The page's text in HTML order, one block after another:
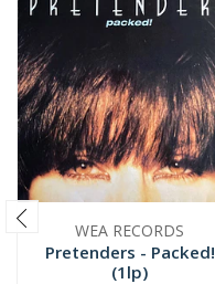
WEA RECORDS
Pretenders - Packed!
(1lp)